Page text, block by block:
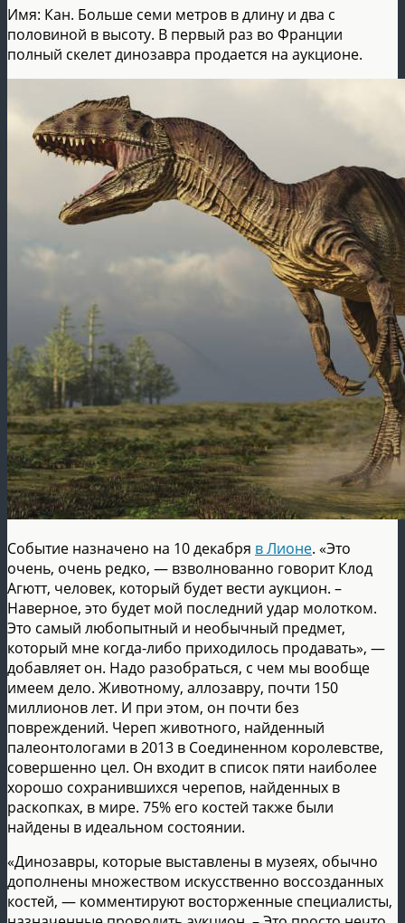
Имя: Кан. Больше семи метров в длину и два с
половиной в высоту. В первый раз во Франции
полный скелет динозавра продается на аукционе.
Событие назначено на 10 декабря в Лионе. «Это
очень, очень редко, — взволнованно говорит Клод
Агютт, человек, который будет вести аукцион. –
Наверное, это будет мой последний удар молотком.
Это самый любопытный и необычный предмет,
который мне когда-либо приходилось продавать», —
добавляет он. Надо разобраться, с чем мы вообще
имеем дело. Животному, аллозавру, почти 150
миллионов лет. И при этом, он почти без
повреждений. Череп животного, найденный
палеонтологами в 2013 в Соединенном королевстве,
совершенно цел. Он входит в список пяти наиболее
хорошо сохранившихся черепов, найденных в
раскопках, в мире. 75% его костей также были
найдены в идеальном состоянии.
«Динозавры, которые выставлены в музеях, обычно
дополнены множеством искусственно воссозданных
костей, — комментируют восторженные специалисты,